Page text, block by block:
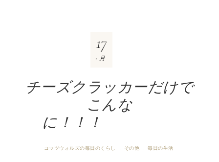
チーズクラッカーだけで
こんな
に！！！
コッツウォルズの毎日のくらし · その他 · 毎日の生活
17
1月